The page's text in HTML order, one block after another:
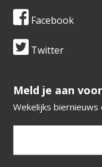
Facebook
Twitter
​​​​​​​Meld je aan
Wekelijks biernieuws